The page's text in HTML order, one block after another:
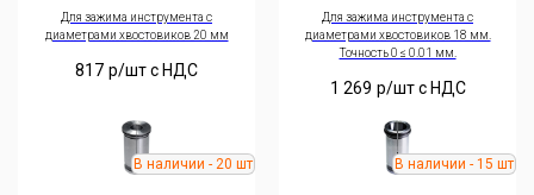
Для зажима инструмента с
диаметрами хвостовиков 20 мм
817 р/шт c НДС
Для зажима инструмента с
диаметрами хвостовиков 18 мм.
Точность 0 ≤ 0.01 мм.
1 269 р/шт c НДС